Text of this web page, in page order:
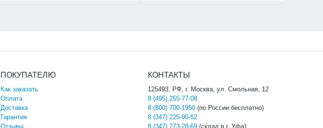
ПОКУПАТЕЛЮ
Как заказать
Оплата
Доставка
Гарантия
Отзывы
КОНТАКТЫ
125493, РФ, г. Москва, ул. Смольная, 12
8 (495) 255-77-08
8 (800) 700-1950(по России бесплатно)
8 (347) 225-00-52
8 (347) 273-28-69(склад в г. Уфа)